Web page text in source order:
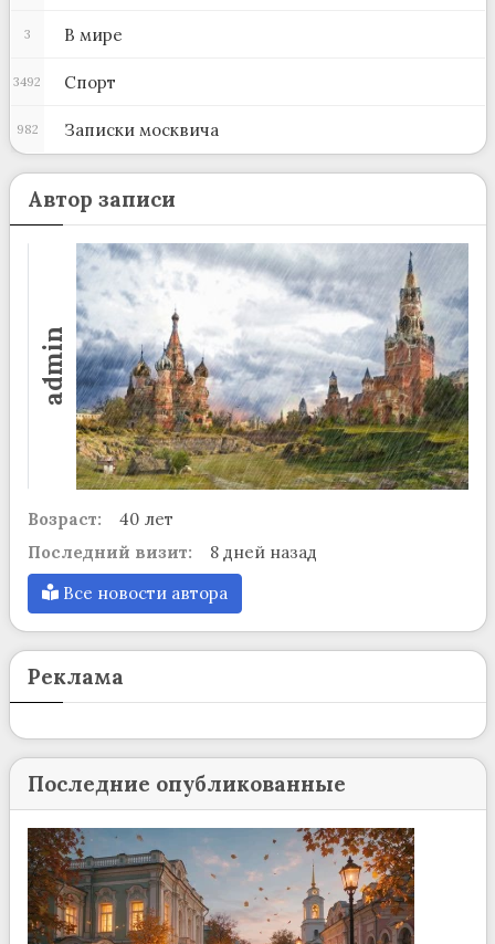
В мире
3
Спорт
3492
Записки москвича
982
Автор записи
admin
Возраст:
40 лет
Последний визит:
8 дней назад
Все новости автора
Реклама
Последние опубликованные